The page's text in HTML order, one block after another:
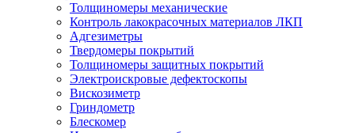
Толщиномеры механические
Контроль лакокрасочных материалов ЛКП
Адгезиметры
Твердомеры покрытий
Толщиномеры защитных покрытий
Электроискровые дефектоскопы
Вискозиметр
Гриндометр
Блескомер